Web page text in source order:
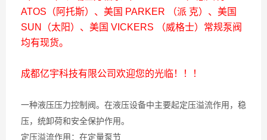
ATOS（阿托斯）、美国 PARKER （派 克）、美国
SUN（太阳）、美国 VICKERS （威格士）常规泵阀
均有现货。
成都亿宇科技有限公司欢迎您的光临！！！
一种液压压力控制阀。在液压设备中主要起定压溢流作用，稳
压，统卸荷和安全保护作用。
定压溢流作用：在定量泵节